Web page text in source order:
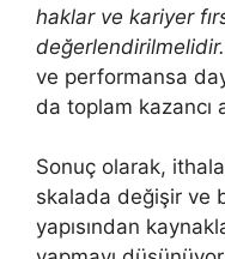
haklar ve kariyer
değerlendirilmelidir.
ve performansa
da toplam kazancı
Sonuç olarak,
skalada değişir ve
yapısından